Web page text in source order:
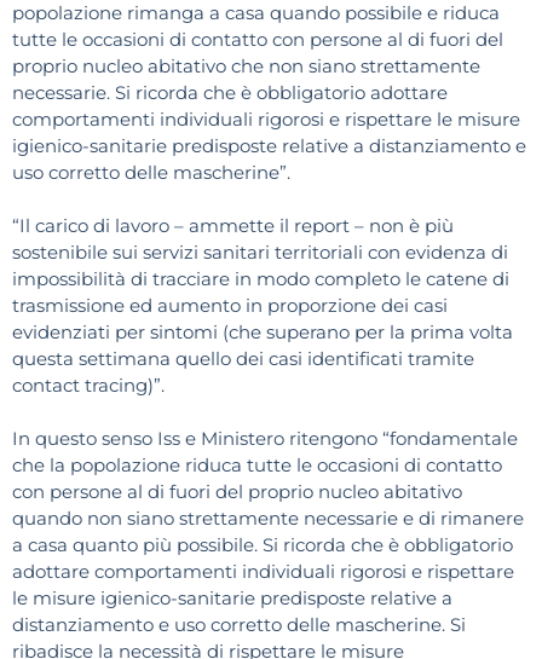
popolazione rimanga a casa quando possibile e riduca
tutte le occasioni di contatto con persone al di fuori del
proprio nucleo abitativo che non siano strettamente
necessarie. Si ricorda che è obbligatorio adottare
comportamenti individuali rigorosi e rispettare le misure
igienico-sanitarie predisposte relative a distanziamento e
uso corretto delle mascherine”.
“Il carico di lavoro – ammette il report – non è più
sostenibile sui servizi sanitari territoriali con evidenza di
impossibilità di tracciare in modo completo le catene di
trasmissione ed aumento in proporzione dei casi
evidenziati per sintomi (che superano per la prima volta
questa settimana quello dei casi identificati tramite
contact tracing)”.
In questo senso Iss e Ministero ritengono “fondamentale
che la popolazione riduca tutte le occasioni di contatto
con persone al di fuori del proprio nucleo abitativo
quando non siano strettamente necessarie e di rimanere
a casa quanto più possibile. Si ricorda che è obbligatorio
adottare comportamenti individuali rigorosi e rispettare
le misure igienico-sanitarie predisposte relative a
distanziamento e uso corretto delle mascherine. Si
ribadisce la necessità di rispettare le misure